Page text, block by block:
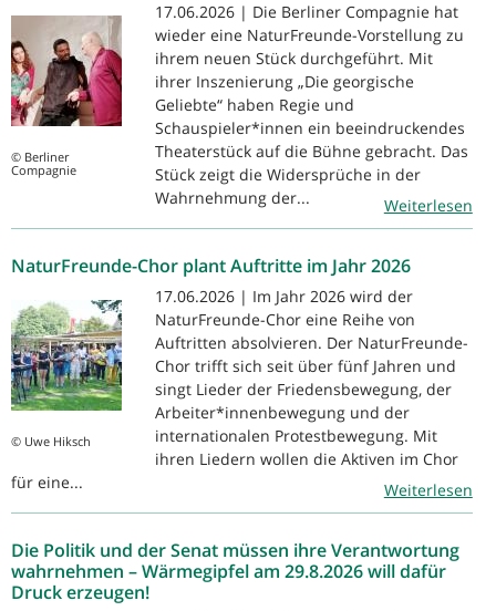
© Berliner
Compagnie
17.06.2026 | Die Berliner Compagnie hat
wieder eine NaturFreunde-Vorstellung zu
ihrem neuen Stück durchgeführt. Mit
ihrer Inszenierung „Die georgische
Geliebte“ haben Regie und
Schauspieler*innen ein beeindruckendes
Theaterstück auf die Bühne gebracht. Das
Stück zeigt die Widersprüche in der
Wahrnehmung der...
Weiterlesen
NaturFreunde-Chor plant Auftritte im Jahr 2026
© Uwe Hiksch
17.06.2026 | Im Jahr 2026 wird der
NaturFreunde-Chor eine Reihe von
Auftritten absolvieren. Der NaturFreunde-
Chor trifft sich seit über fünf Jahren und
singt Lieder der Friedensbewegung, der
Arbeiter*innenbewegung und der
internationalen Protestbewegung. Mit
ihren Liedern wollen die Aktiven im Chor
für eine...
Weiterlesen
Die Politik und der Senat müssen ihre Verantwortung
wahrnehmen – Wärmegipfel am 29.8.2026 will dafür
Druck erzeugen!